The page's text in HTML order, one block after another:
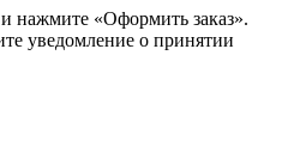
нажмите «Оформить заказ».
уведомление о принятии